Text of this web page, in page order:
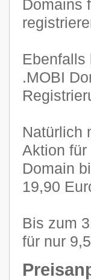
Domains
Ebenfalls
.MOBI
Natürlich
Aktion für
Domain
19,90
Bis zum
für nur